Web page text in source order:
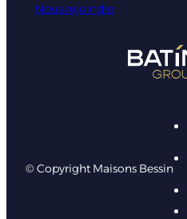
Nous rejoindre
© Copyright Maisons Bessin